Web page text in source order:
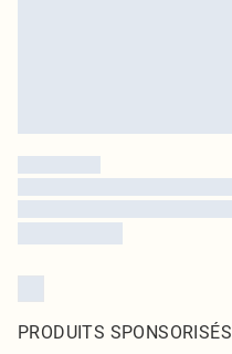
PRODUITS SPONSORISÉS